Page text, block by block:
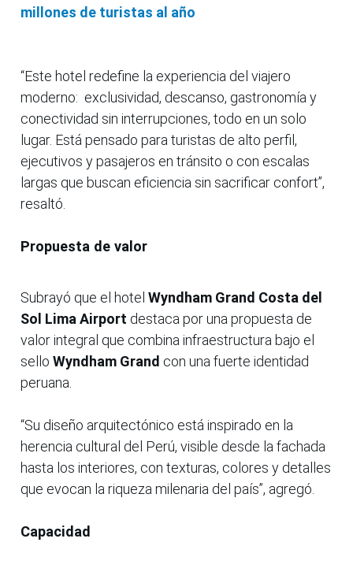
millones de turistas al año
“Este hotel redefine la experiencia del viajero
moderno: exclusividad, descanso, gastronomía y
conectividad sin interrupciones, todo en un solo
lugar. Está pensado para turistas de alto perfil,
ejecutivos y pasajeros en tránsito o con escalas
largas que buscan eficiencia sin sacrificar confort”,
resaltó.
Propuesta de valor
Subrayó que el hotel Wyndham Grand Costa del
Sol Lima Airport destaca por una propuesta de
valor integral que combina infraestructura bajo el
sello Wyndham Grand con una fuerte identidad
peruana.
“Su diseño arquitectónico está inspirado en la
herencia cultural del Perú, visible desde la fachada
hasta los interiores, con texturas, colores y detalles
que evocan la riqueza milenaria del país”, agregó.
Capacidad